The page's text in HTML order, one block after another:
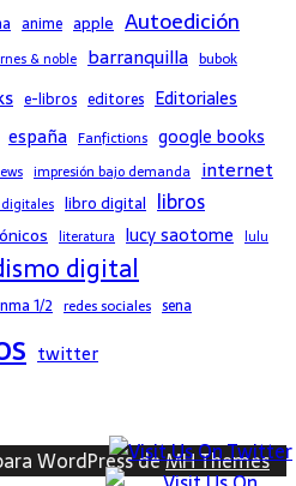
anime apple Autoedición
& noble barranquilla bubok
e-libros editores Editoriales
españa Fanfictions google books
impresión bajo demanda internet
libro digital libros
literatura lucy saotome lulu
digital
1/2 redes sociales sena
twitter
WordPress deMH Themes